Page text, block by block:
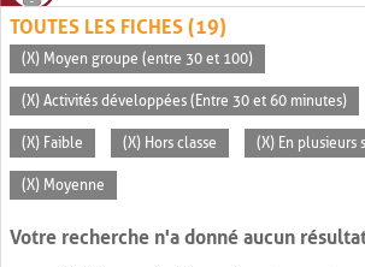
TOUTES LES FICHES (19)
(X) Moyen groupe (entre 30 et 100)
(X) Activités développées (Entre 30 et 60 minutes)
(X) Faible (X) Hors classe (X) En plusieurs
(X) Moyenne
Votre recherche n'a donné aucun